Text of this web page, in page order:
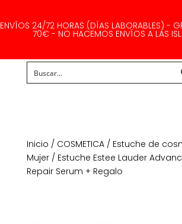
ENVÍOS 24/72 HORAS (DÍAS LABORABLES) -
70€ - NO HACEMOS ENVÍOS A LAS
Inicio / COSMETICA/ Estuche de
Mujer/ Estuche Estee Lauder
Repair Serum + Regalo